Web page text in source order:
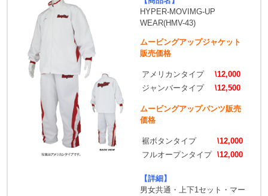
HYPER-MOVIMG-UP
WEAR(HMV-43)
ムービングアップジャケット
販売価格
アメリカンタイプ
\12,000
ジャンバータイプ
\12,500
ムービングアップパンツ販売
価格
裾ボタンタイプ
\12,000
フルオープンタイプ \12,000
【詳細】
男女共通・上下1セット・マー